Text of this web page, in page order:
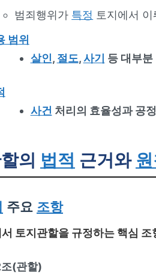
범죄행위가 특정 토지에서
범위
살인, 절도,사기 등 대부
사건 처리의 효율성과 공
의 법적 근거와
주요 조항
토지관할을 규정하는 핵심
(관할)